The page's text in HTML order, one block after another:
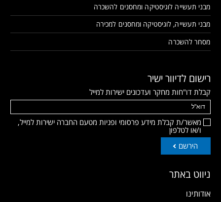
מבני תעשייה לוגיסטיקה ומחסנים להשכרה
מבני תעשייה, לוגיסטיקה ומחסנים למכירה
מסחר להשכרה
רישום לדיוור ישיר
קבלת דו"חות מחקר ועדכונים ישירות למייל
מאשר/ת קבלת מידע פרסומי ופניות מטעם החברה ישירות למייל,
ו/או לטלפון
הירשם
ניווט באתר
אודותינו